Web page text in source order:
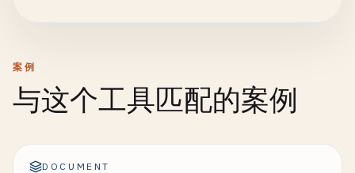
案例
与这个工具匹配的案例
DOCUMENT